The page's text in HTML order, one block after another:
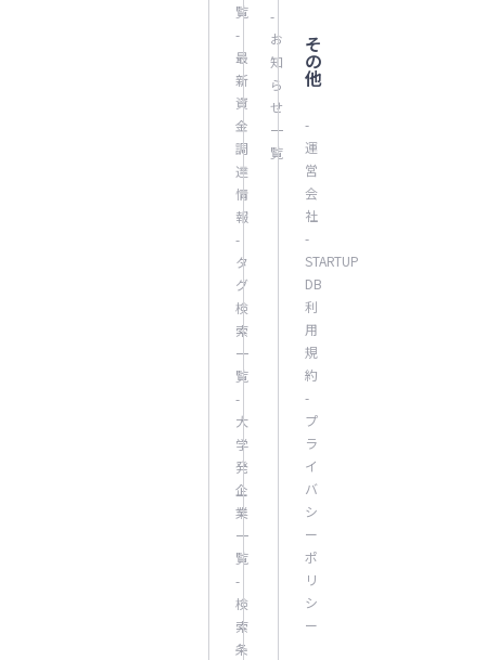
覧
-
最
新
資
金
調
達
情
報
-
タ
グ
検
索
一
覧
-
大
学
発
企
業
一
覧
-
検
索
条
-
お
知
ら
せ
一
覧
そ
の
他
-
運
営
会
社
-
STARTUP
DB
利
用
規
約
-
プ
ラ
イ
バ
シ
ー
ポ
リ
シ
ー